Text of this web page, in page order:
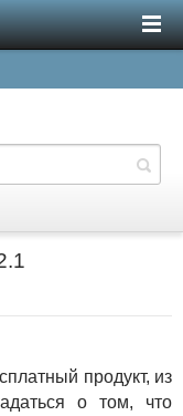
продукт, из
о том, что